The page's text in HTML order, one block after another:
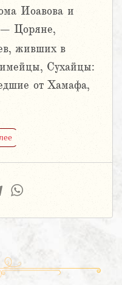
Иоавова и
– Цоряне,
живших в
Сухайцы:
от Хамафа,